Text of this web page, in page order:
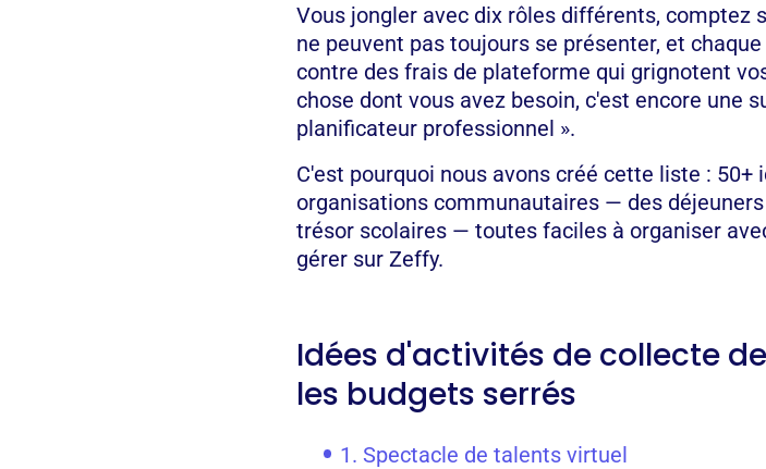
Vous jongler avec dix rôles différents, comptez
ne peuvent pas toujours se présenter, et
contre des frais de plateforme qui grignotent
chose dont vous avez besoin, c'est encore une
planificateur professionnel ».
C'est pourquoi nous avons créé cette liste :
organisations communautaires — des
trésor scolaires — toutes faciles à organiser
gérer sur Zeffy.
Idées d'activités de collecte
les budgets serrés
1. Spectacle de talents virtuel